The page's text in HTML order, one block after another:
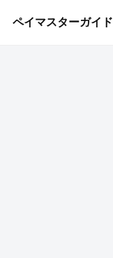
ペイマスターガイド